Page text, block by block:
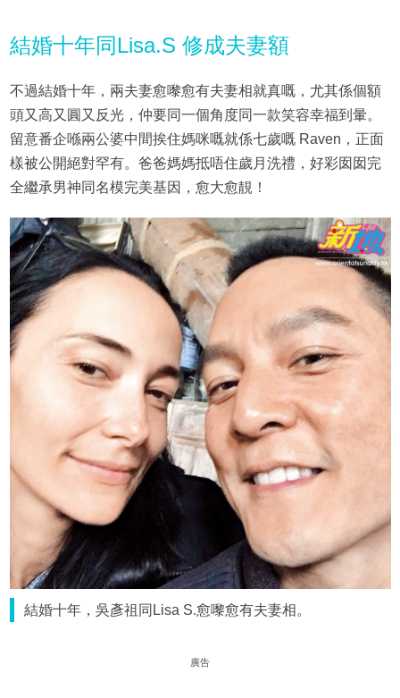
結婚十年同Lisa.S 修成夫妻額
不過結婚十年，兩夫妻愈嚟愈有夫妻相就真嘅，尤其係個額
頭又高又圓又反光，仲要同一個角度同一款笑容幸福到暈。
留意番企喺兩公婆中間挨住媽咪嘅就係七歲嘅 Raven，正面
樣被公開絕對罕有。爸爸媽媽抵唔住歲月洗禮，好彩囡囡完
全繼承男神同名模完美基因，愈大愈靚！
結婚十年，吳彥祖同Lisa S.愈嚟愈有夫妻相。
廣告